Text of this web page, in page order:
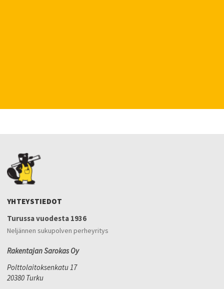
YHTEYSTIEDOT
Turussa vuodesta 1936
Neljännen sukupolven perheyritys
Rakentajan Sarokas Oy
Polttolaitoksenkatu 17
20380 Turku